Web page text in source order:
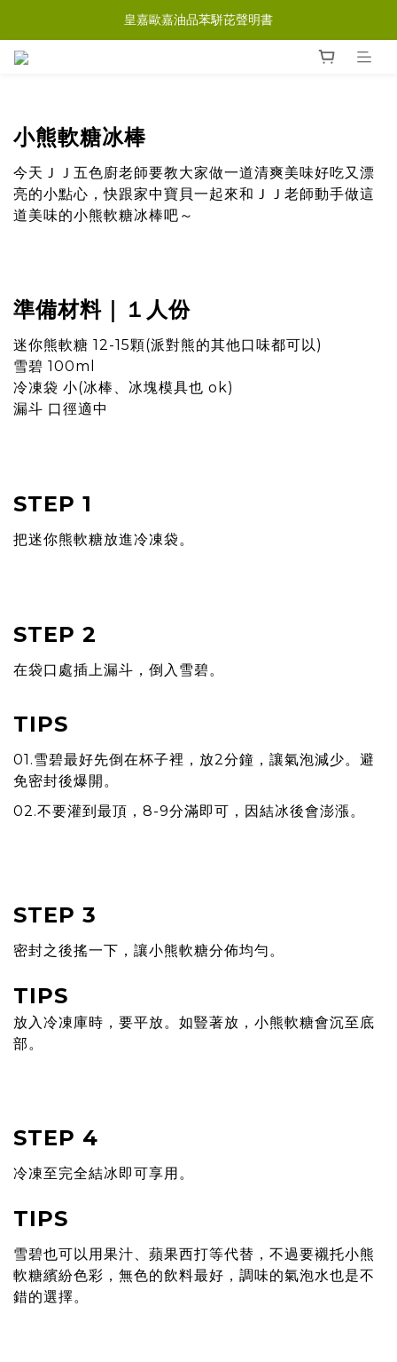
皇嘉歐嘉油品苯駢芘聲明書
小熊軟糖冰棒
今天ＪＪ五色廚老師要教大家做一道清爽美味好吃又漂
亮的小點心，快跟家中寶貝一起來和ＪＪ老師動手做這
道美味的小熊軟糖冰棒吧～
準備材料｜１人份
迷你熊軟糖 12-15顆(派對熊的其他口味都可以)
雪碧 100ml
冷凍袋 小(冰棒、冰塊模具也 ok)
漏斗 口徑適中
STEP 1
把迷你熊軟糖放進冷凍袋。
STEP 2
在袋口處插上漏斗，倒入雪碧。
TIPS
01.雪碧最好先倒在杯子裡，放2分鐘，讓氣泡減少。避
免密封後爆開。
02.不要灌到最頂，8-9分滿即可，因結冰後會澎漲。
STEP 3
密封之後搖一下，讓小熊軟糖分佈均勻。
TIPS
放入冷凍庫時，要平放。如豎著放，小熊軟糖會沉至底
部。
STEP 4
冷凍至完全結冰即可享用。
TIPS
雪碧也可以用果汁、蘋果西打等代替，不過要襯托小熊
軟糖繽紛色彩，無色的飲料最好，調味的氣泡水也是不
錯的選擇。